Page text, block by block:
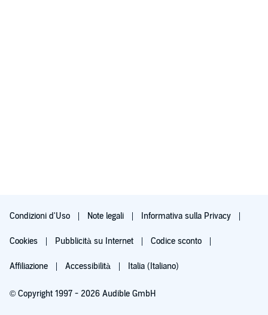
Condizioni d'Uso Note legali Informativa sulla Privacy
Cookies Pubblicità su Internet Codice sconto
Affiliazione Accessibilità Italia (Italiano)
© Copyright 1997 - 2026 Audible GmbH